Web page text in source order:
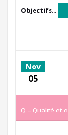
Objectifs...
05
Nov
Q – Qualité et